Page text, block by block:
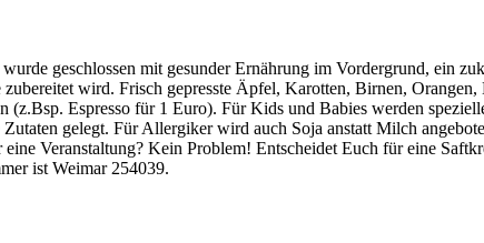
geschlossen mit gesunder Ernährung im Vordergrund, ein
wird. Frisch gepresste Äpfel, Karotten, Birnen,
(z.Bsp. Espresso für 1 Euro). Für Kids und Babies werden
gelegt. Für Allergiker wird auch Soja anstatt Milch
Veranstaltung? Kein Problem! Entscheidet Euch für eine
ist Weimar 254039.